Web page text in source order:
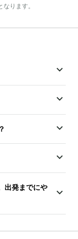
ります。
出発までにや